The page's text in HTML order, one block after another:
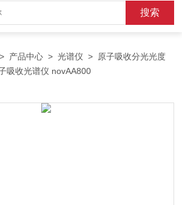
计，傅立叶红外光谱仪，分析天平等常规实验
> 产品中心 >光谱仪 > 原子吸收分光光度
吸收光谱仪 novAA800